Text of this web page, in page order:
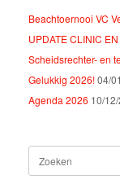
Beachtoernooi VC
UPDATE CLINIC
Scheidsrechter- en
Gelukkig 2026!04/
Agenda 2026 10/
naar: